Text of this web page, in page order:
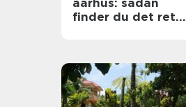
aarhus: sådan
finder du det rette